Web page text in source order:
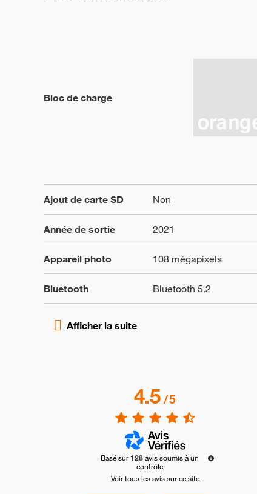
Bloc de charge
Ajout de carte SD Non
Année de sortie 2021
Appareil photo 108 mégapixels
Bluetooth Bluetooth 5.2
4.5/5
Basé sur 128 avis soumis à un
contrôle
Voir tous les avis sur ce site